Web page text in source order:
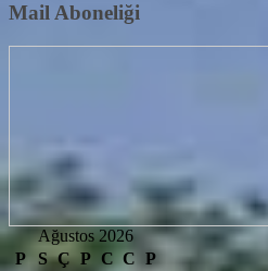
Mail Aboneliği
Ağustos 2026
P
S Ç P C C P